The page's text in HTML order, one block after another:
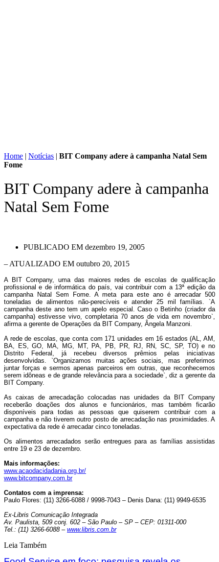
Home | Notícias | BIT Company adere à campanha Natal Sem
Fome
BIT Company adere à campanha
Natal Sem Fome
PUBLICADO EM dezembro 19, 2005
– ATUALIZADO EM outubro 20, 2015
A BIT Company, uma das maiores redes de escolas de qualificação
profissional e de informática do país, vai contribuir com a 13ª edição da
campanha Natal Sem Fome. A meta para este ano é arrecadar 500
toneladas de alimentos não-perecíveis e atender 25 mil famílias. `A
campanha deste ano tem um apelo especial. Caso o Betinho (criador da
campanha) estivesse vivo, completaria 70 anos de vida em novembro`,
afirma a gerente de Operações da BIT Company, Ângela Manzoni.
A rede de escolas, que conta com 171 unidades em 16 estados (AL, AM,
BA, ES, GO, MA, MG, MT, PA, PB, PR, RJ, RN, SC, SP, TO) e no
Distrito Federal, já recebeu diversos prêmios pelas iniciativas
desenvolvidas. `Organizamos muitas ações sociais, mas preferimos
juntar forças e sermos apenas parceiros em outras, que reconhecemos
serem idôneas e de grande relevância para a sociedade`, diz a gerente da
BIT Company.
As caixas de arrecadação colocadas nas unidades da BIT Company
receberão doações dos alunos e funcionários, mas também ficarão
disponíveis para todas as pessoas que quiserem contribuir com a
campanha e não tiverem outro posto de arrecadação nas proximidades. A
expectativa da rede é arrecadar cinco toneladas.
Os alimentos arrecadados serão entregues para as famílias assistidas
entre 19 e 23 de dezembro.
Mais informações:
www.acaodacidadania.org.br/
www.bitcompany.com.br
Contatos com a imprensa:
Paulo Flores: (11) 3266-6088 / 9998-7043 – Denis Dana: (11) 9949-6535
Ex-Libris Comunicação Integrada
Av. Paulista, 509 conj. 602 – São Paulo – SP – CEP: 01311-000
Tel.: (11) 3266-6088 – www.libris.com.br
Leia Também